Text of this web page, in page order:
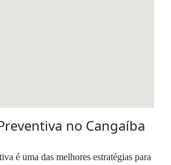
no Cangaíba
é uma das melhores estratégias para